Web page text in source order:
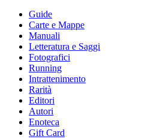
Guide
Carte e Mappe
Manuali
Letteratura e Saggi
Fotografici
Running
Intrattenimento
Rarità
Editori
Autori
Enoteca
Gift Card